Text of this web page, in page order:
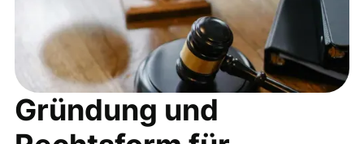
Gründung und